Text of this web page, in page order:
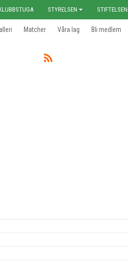
STYRELSEN
Matcher Våra lag Bli medlem